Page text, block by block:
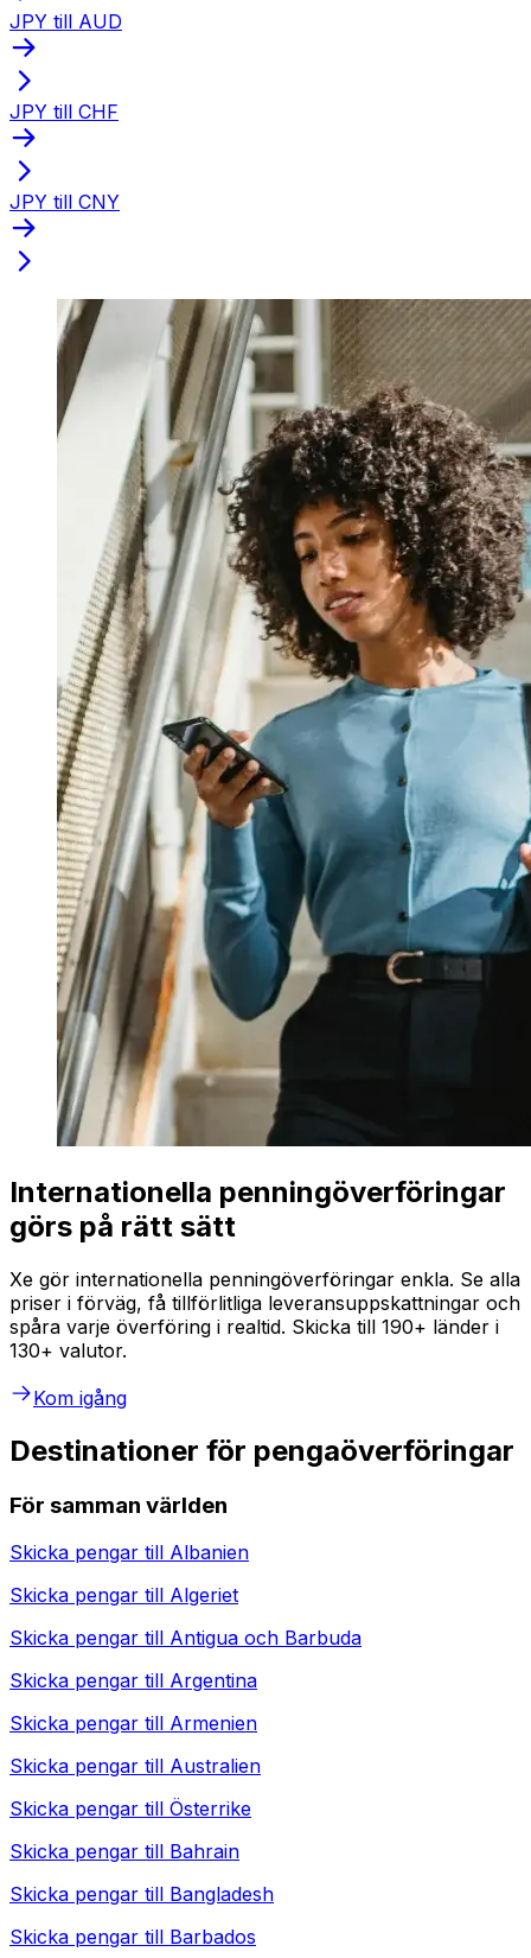
JPY till AUD
JPY till CHF
JPY till CNY
Internationella penningöverföringar
görs på rätt sätt
Xe gör internationella penningöverföringar enkla. Se alla
priser i förväg, få tillförlitliga leveransuppskattningar och
spåra varje överföring i realtid. Skicka till 190+ länder i
130+ valutor.
Kom igång
Destinationer för pengaöverföringar
För samman världen
Skicka pengar till Albanien
Skicka pengar till Algeriet
Skicka pengar till Antigua och Barbuda
Skicka pengar till Argentina
Skicka pengar till Armenien
Skicka pengar till Australien
Skicka pengar till Österrike
Skicka pengar till Bahrain
Skicka pengar till Bangladesh
Skicka pengar till Barbados